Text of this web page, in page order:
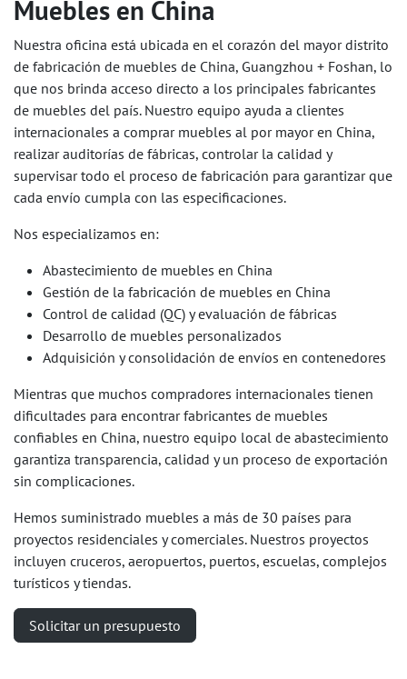
Muebles en China
Nuestra oficina está ubicada en el corazón del mayor distrito
de fabricación de muebles de China, Guangzhou + Foshan, lo
que nos brinda acceso directo a los principales fabricantes
de muebles del país. Nuestro equipo ayuda a clientes
internacionales a comprar muebles al por mayor en China,
realizar auditorías de fábricas, controlar la calidad y
supervisar todo el proceso de fabricación para garantizar que
cada envío cumpla con las especificaciones.
Nos especializamos en:
Abastecimiento de muebles en China
Gestión de la fabricación de muebles en China
Control de calidad (QC) y evaluación de fábricas
Desarrollo de muebles personalizados
Adquisición y consolidación de envíos en contenedores
Mientras que muchos compradores internacionales tienen
dificultades para encontrar fabricantes de muebles
confiables en China, nuestro equipo local de abastecimiento
garantiza transparencia, calidad y un proceso de exportación
sin complicaciones.
Hemos suministrado muebles a más de 30 países para
proyectos residenciales y comerciales. Nuestros proyectos
incluyen cruceros, aeropuertos, puertos, escuelas, complejos
turísticos y tiendas.
Solicitar un presupuesto